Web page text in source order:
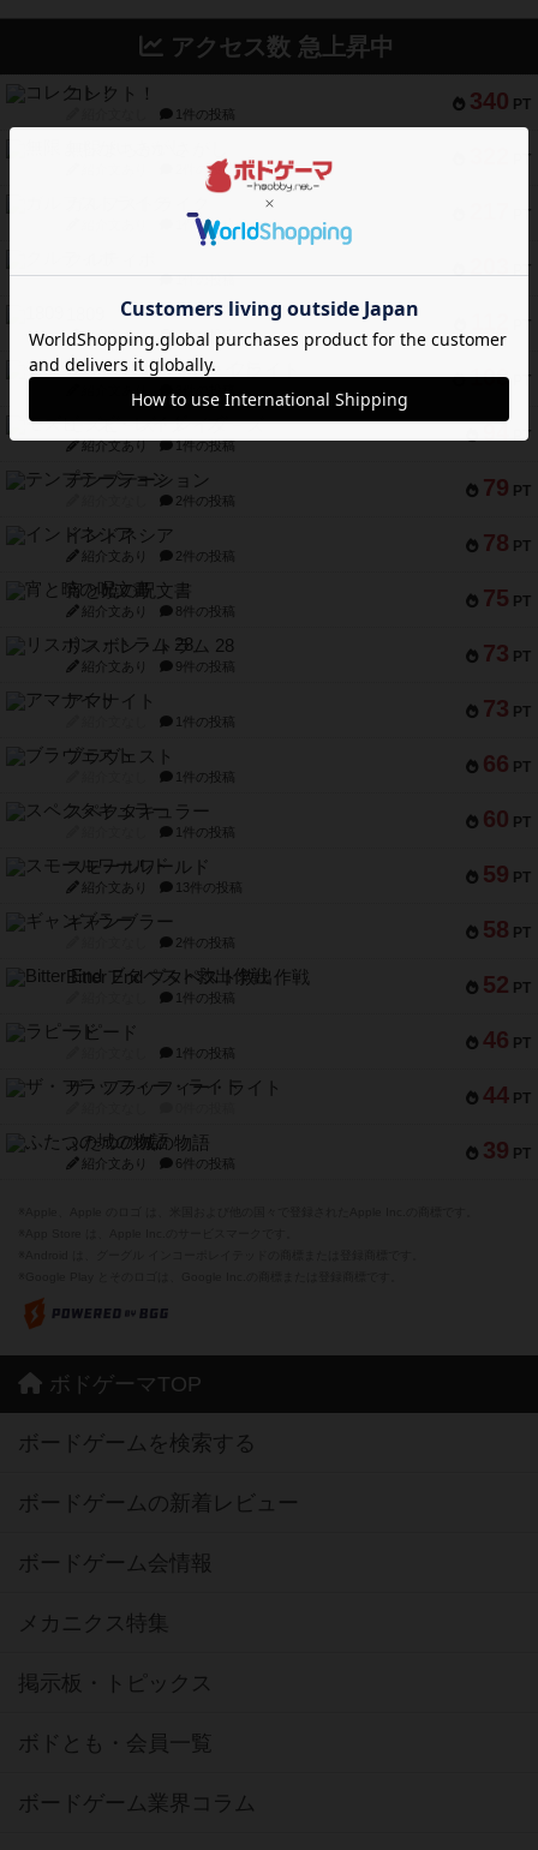
アクセス数 急上昇中
340 PT
コレクト！
1件の投稿
PT
2件の投稿
PT
1件の投稿
PT
紹介文なし 1件の投稿
PT
紹介文あり 1件の投稿
108 PT
ファースト・イン・フライト
PT
モズビ－ズ・レイダ－ズ
紹介文あり 1件の投稿
79 PT
テンプテーション
2件の投稿
78 PT
インドネシア
紹介文あり 2件の投稿
75 PT
宵と暁の呪文書
紹介文あり 8件の投稿
73 PT
リスボン・トラム 28
紹介文あり 9件の投稿
73 PT
アマナイト
1件の投稿
66 PT
ブラヴェスト
1件の投稿
60 PT
スペクタキュラー
1件の投稿
59 PT
スモールワールド
紹介文あり 13件の投稿
58 PT
ギャンブラー
2件の投稿
52 PT
Bitter End ブタペスト救出作戦
1件の投稿
46 PT
ラピード
1件の投稿
44 PT
ザ・フラッフィー・ライト
39 PT
ふたつの城の物語
紹介文あり 6件の投稿
ボドゲーマTOP
ボードゲームを検索する
ボードゲームの新着レビュー
ボードゲーム会情報
メカニクス特集
掲示板・トピックス
ボドとも・会員一覧
ボードゲーム業界コラム